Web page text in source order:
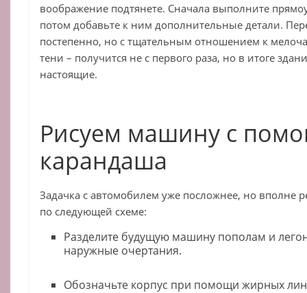
воображение подтянете. Сначала выполните
потом добавьте к ним дополнительные детали.
постепенно, но с тщательным отношением к
тени – получится не с первого раза, но в итоге
настоящие.
Рисуем машину с
карандаша
Задачка с автомобилем уже посложнее, но вполне
по следующей схеме:
Разделите будущую машину пополам и
наружные очертания.
Обозначьте корпус при помощи жирных